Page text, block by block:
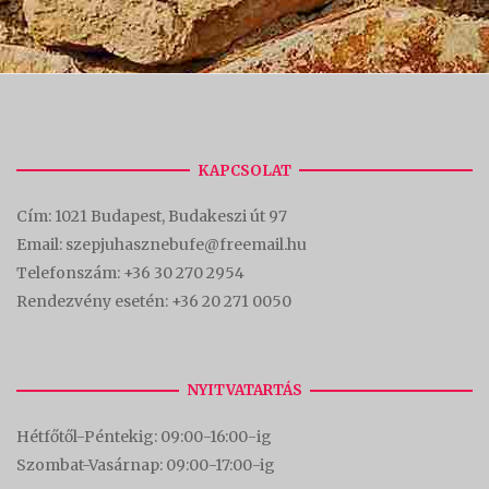
KAPCSOLAT
Cím: 1021 Budapest, Budakeszi út 97
Email: szepjuhasznebufe@freemail.hu
Telefonszám: +36 30 270 2954
Rendezvény esetén: +36 20 271 0050
NYITVATARTÁS
Hétfőtől-Péntekig: 09:00-16:00-ig
Szombat-Vasárnap: 09:00-17:00-ig